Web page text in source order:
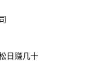
日赚几十